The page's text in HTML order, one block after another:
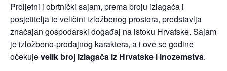
Proljetni i obrtnički sajam, prema broju izlagača i
posjetitelja te veličini izložbenog prostora, predstavlja
značajan gospodarski događaj na istoku Hrvatske. Sajam
je izložbeno-prodajnog karaktera, a i ove se godine
očekujevelik broj izlagača iz Hrvatske i inozemstva.